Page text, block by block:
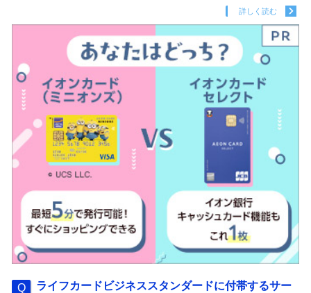
詳しく読む
ライフカードビジネススタンダードに付帯するサー